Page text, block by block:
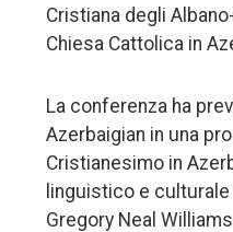
Cristiana degli
Chiesa Cattolica in
La conferenza ha
Azerbaigian in una
Cristianesimo in
linguistico e culturale
Gregory Neal